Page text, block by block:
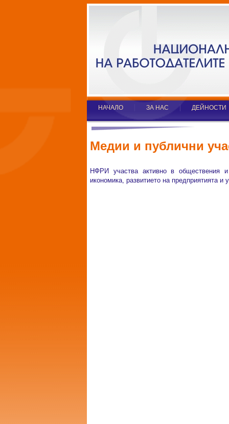
НАЧАЛО ЗА НАС ДЕЙНОСТИ
Медии и публични
НФРИ участва активно в обществения
икономика, развитието на предприятията и